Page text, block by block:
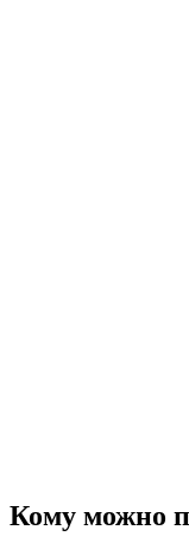
Кому можно